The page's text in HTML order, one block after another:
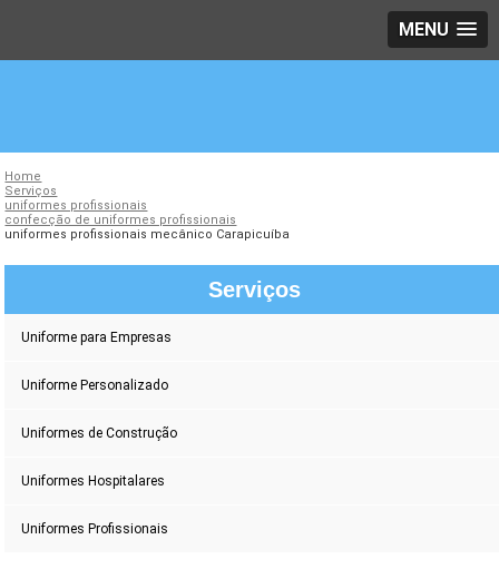
MENU
Home
Serviços
uniformes profissionais
confecção de uniformes profissionais
uniformes profissionais mecânico Carapicuíba
Serviços
Uniforme para Empresas
Uniforme Personalizado
Uniformes de Construção
Uniformes Hospitalares
Uniformes Profissionais